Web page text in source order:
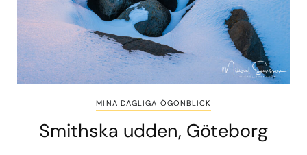
MINA DAGLIGA ÖGONBLICK
Smithska udden, Göteborg